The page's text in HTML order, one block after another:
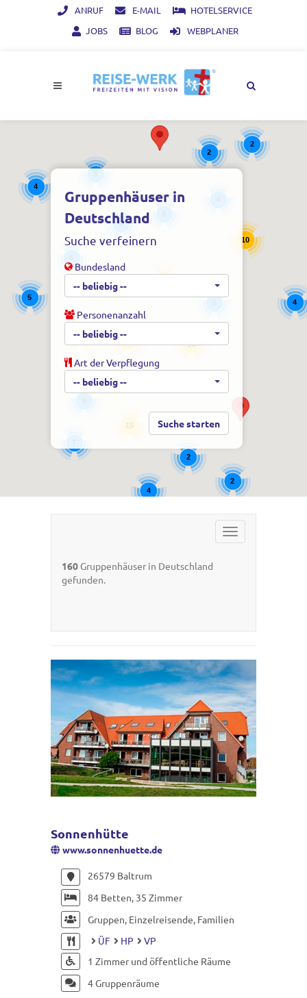
ANRUF E-MAIL
HOTELSERVICE
JOBS
BLOG WEBPLANER
Gruppenhäuser in
Deutschland
Suche verfeinern
Bundesland
-- beliebig --
Personenanzahl
-- beliebig --
Art der Verpflegung
-- beliebig --
15
24
9
9
2
6
4
10
5
3
14
4
4
7
4
4
2
2
4
2
Toggle
navigation
160 Gruppenhäuser in Deutschland
gefunden.
Sonnenhütte
www.sonnenhuette.de
26579 Baltrum
84 Betten, 35 Zimmer
Gruppen, Einzelreisende, Familien
ÜF
HP
VP
1 Zimmer und öffentliche Räume
4 Gruppenräume